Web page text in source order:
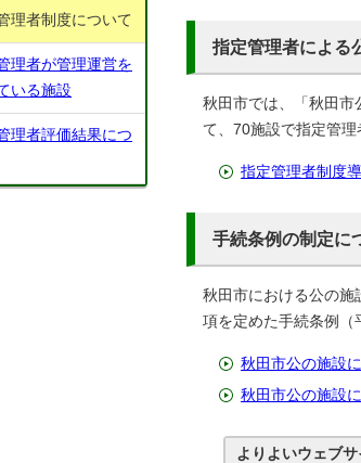
指定管理者による
秋田市では、「秋田市
て、70施設で指定管理
指定管理者制度
手続条例の制定に
秋田市における公の施
項を定めた手続条例（
秋田市公の施設
秋田市公の施設
よりよいウェブ
理者制度について
理者が管理運営を
いる施設
理者評価結果につ